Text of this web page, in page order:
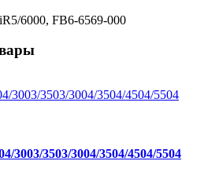
6000, FB6-6569-000
3003/3503/3004/3504/4504/5504